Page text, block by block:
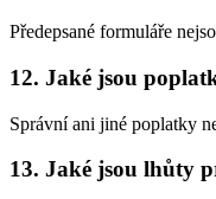
Předepsané formuláře
12. Jaké jsou
Správní ani jiné poplatky
13. Jaké jsou lhůty